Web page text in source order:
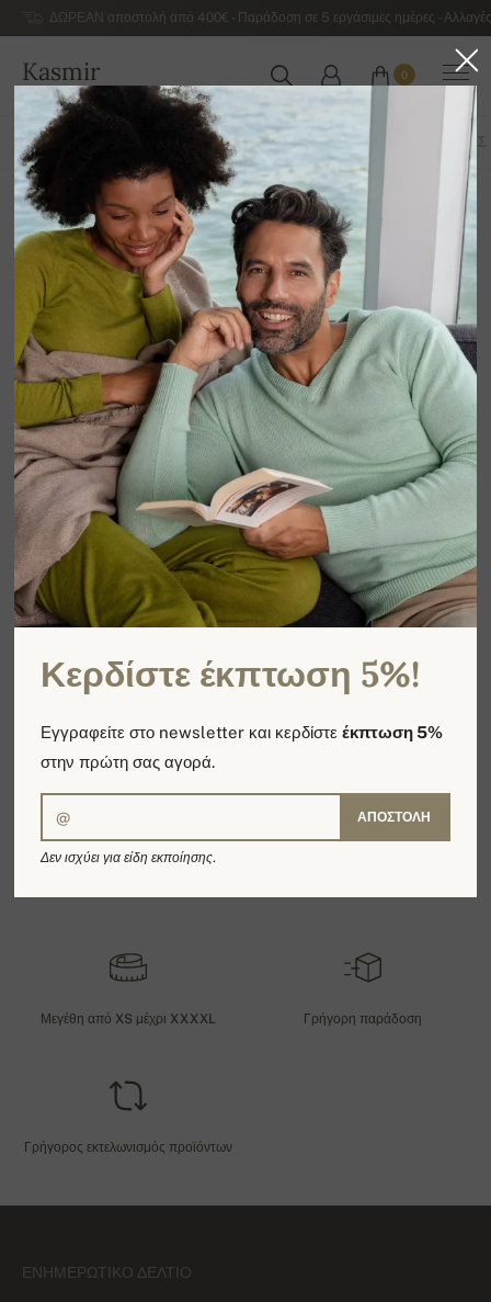
ΔΩΡΕΑΝ αποστολή από 400€ - Παράδοση σε 5 εργάσιμες ημέρες -
Kasmir
ΕΛΛΆΔΑ
0
Καπέλα
12 Ταξινόμηση κατά Φίλτρο
ΌΛΑ ΤΑ ΠΡΟΪΌΝΤΑ ΦΟΥΛΆΡΙΑ ΠΑΣΜΊΝΕΣ ΓΙΑΚΆΔΕΣ
Δυστυχώς δεν υπάρχουν ακόμη προϊόντα σε αυτή
την κατηγορία
ΣΎΝΟΛΟ: 0 ΠΡΟΪΌΝΤΑ / 1 ΣΕΛΊΔΕΣ
1
Προσφέρουμε είδη από 100%
Μεγέθη από XS μέχρι XXXXL Γρήγορη παράδοση
Γρήγορος εκτελωνισμός προϊόντων
ΕΝΗΜΕΡΩΤΙΚΌ ΔΕΛΤΊΟ
Κερδίστε έκπτωση 5%!
Εγγραφείτε στο newsletter και κερδίστεέκπτωση 5%
στην πρώτη σας αγορά.
ΑΠΟΣΤΟΛΉ
Δεν ισχύει για είδη εκποίησης.